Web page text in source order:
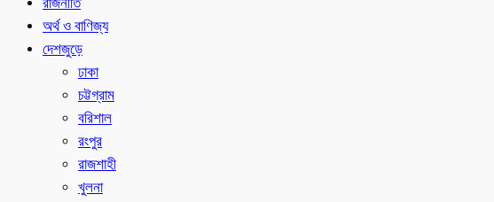
অর্থ ও বাণিজ্য
দেশজুড়ে
ঢাকা
চট্টগ্রাম
বরিশাল
রংপুর
রাজশাহী
খুলনা